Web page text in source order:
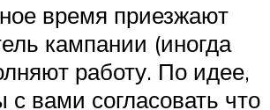
время приезжают
кампании (иногда
работу. По идее,
вами согласовать что